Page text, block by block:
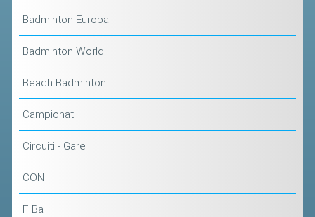
Badminton Europa
Badminton World
Beach Badminton
Campionati
Circuiti - Gare
CONI
FIBa
ALBO D'ORO CAMPIONATI ITALIANI